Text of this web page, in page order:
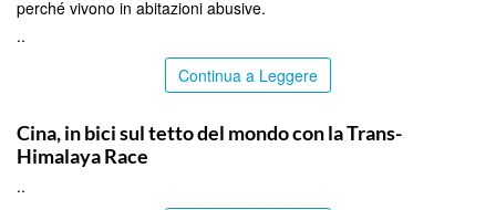
perché vivono in abitazioni abusive.
..
Continua a Leggere
Cina, in bici sul tetto del mondo con la Trans-
Himalaya Race
..